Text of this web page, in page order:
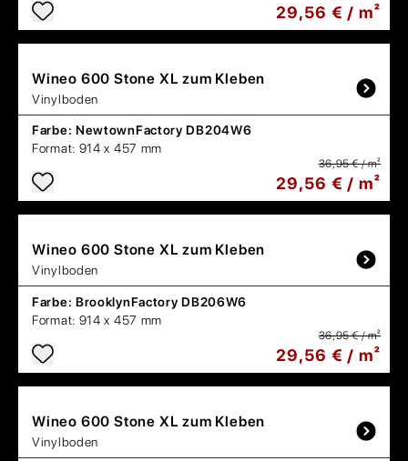
29,56 € / m²
Wineo 600 Stone XL zum Kleben
Vinylboden
Farbe: NewtownFactory DB204W6
Format: 914 x 457 mm
36,95 € / m²
29,56 € / m²
Wineo 600 Stone XL zum Kleben
Vinylboden
Farbe: BrooklynFactory DB206W6
Format: 914 x 457 mm
36,95 € / m²
29,56 € / m²
Wineo 600 Stone XL zum Kleben
Vinylboden